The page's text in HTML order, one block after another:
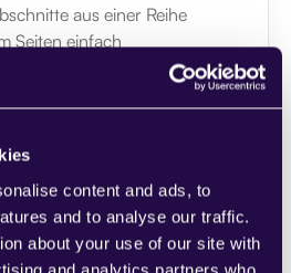
content and ads, to
and to analyse our traffic.
about your use of our site with
and analytics partners who
aus einer Reihe
Seiten einfach